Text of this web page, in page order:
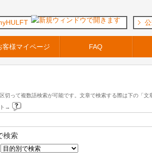
客様マイページ FAQ
切って複数語検索が可能です。文章で検索する際は下の「文
→
検索